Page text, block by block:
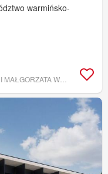
warmińsko-